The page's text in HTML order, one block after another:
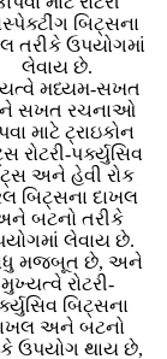
બિટ્સના
તરીકે ઉપયોગમાં
લેવાય છે.
મધ્યમ-સખત
સખત રચનાઓ
માટે ટ્રાઇકોન
રોટરી-પર્ક્યુસિવ
અને હેવી રોક
બિટ્સના દાખલ
બટનો તરીકે
લેવાય છે.
મજબૂત છે, અને
મુખ્યત્વે રોટરી-
બિટ્સના
અને બટનો
ઉપયોગ થાય છે,